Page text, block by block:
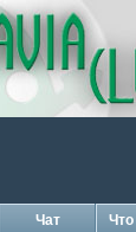
Чат Что